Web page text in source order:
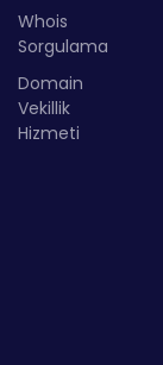
Whois
Sorgulama
Domain
Vekillik
Hizmeti